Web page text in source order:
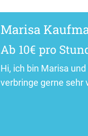
Marisa
Ab 10€ pro
Hi, ich bin Marisa
verbringe gerne sehr